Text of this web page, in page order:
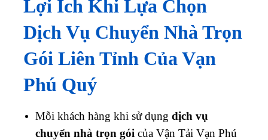
Lợi Ích Khi Lựa Chọn
Dịch Vụ Chuyển Nhà Trọn
Gói Liên Tỉnh Của Vạn
Phú Quý
Mỗi khách hàng khi sử dụng dịch vụ
chuyển nhà trọn gói của Vận Tải Vạn Phú